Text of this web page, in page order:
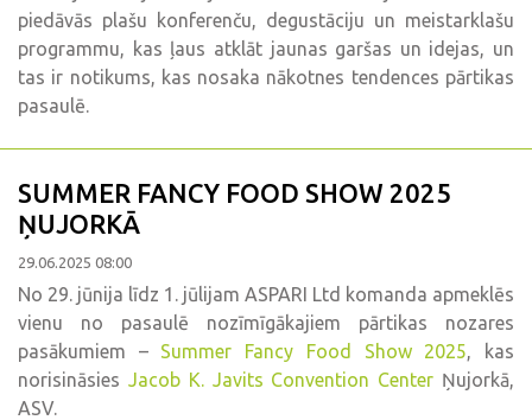
piedāvās plašu konferenču, degustāciju un meistarklašu
programmu, kas ļaus atklāt jaunas garšas un idejas, un
tas ir notikums, kas nosaka nākotnes tendences pārtikas
pasaulē.
SUMMER FANCY FOOD SHOW 2025
ŅUJORKĀ
29.06.2025 08:00
No 29. jūnija līdz 1. jūlijam ASPARI Ltd komanda apmeklēs
vienu no pasaulē nozīmīgākajiem pārtikas nozares
pasākumiem – Summer Fancy Food Show 2025, kas
norisināsies Jacob K. Javits Convention Center Ņujorkā,
ASV.